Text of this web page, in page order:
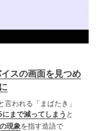
スの画面を見つめ
われる「まばたき」
にまで減ってしまう と
現象を指す造語で